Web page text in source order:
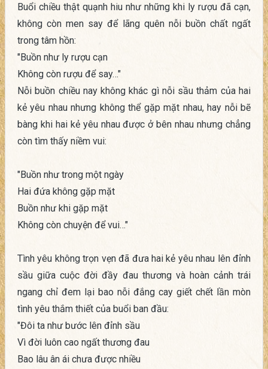
Buổi chiều thật quạnh hiu như những khi ly rượu đã cạn,
không còn men say để lãng quên nỗi buồn chất ngất
trong tâm hồn:
"Buồn như ly rượu cạn
Không còn rượu để say…"
Nỗi buồn chiều nay không khác gì nỗi sầu thảm của hai
kẻ yêu nhau nhưng không thể gặp mặt nhau, hay nỗi bẽ
bàng khi hai kẻ yêu nhau được ở bên nhau nhưng chẳng
còn tìm thấy niềm vui:
"Buồn như trong một ngày
Hai đứa không gặp mặt
Buồn như khi gặp mặt
Không còn chuyện để vui…"
Tình yêu không trọn vẹn đã đưa hai kẻ yêu nhau lên đỉnh
sầu giữa cuộc đời đầy đau thương và hoàn cảnh trái
ngang chỉ đem lại bao nỗi đắng cay giết chết lần mòn
tình yêu thắm thiết của buổi ban đầu:
"Đôi ta như bước lên đỉnh sầu
Vì đời luôn cao ngất thương đau
Bao lâu ân ái chưa được nhiều